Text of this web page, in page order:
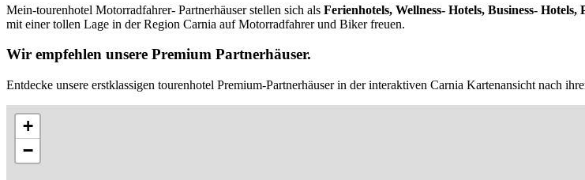
Mein-tourenhotel Motorradfahrer- Partnerhäuser stellen sich als Ferienhotels, Wellness- Hotels, Business-
mit einer tollen Lage in der Region Carnia auf Motorradfahrer und Biker freuen.
Wir empfehlen unsere Premium Partnerhäuser.
Entdecke unsere erstklassigen tourenhotel Premium-Partnerhäuser in der interaktiven Carnia Kartenansicht nach
+
−